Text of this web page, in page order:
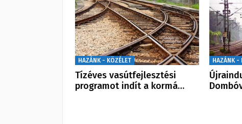
HAZÁNK - KÖZÉLET
Tízéves vasútfejlesztési
programot indít a kormá…
HAZÁNK -